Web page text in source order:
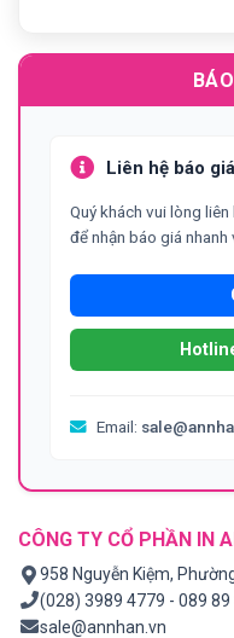
Liên hệ báo giá
Quý khách vui lòng
để nhận báo giá
Email:
CÔNG TY CỔ PHẦN IN
958 Nguyễn Kiệm,
(028) 3989 4779 - 089 89
sale@annhan.vn